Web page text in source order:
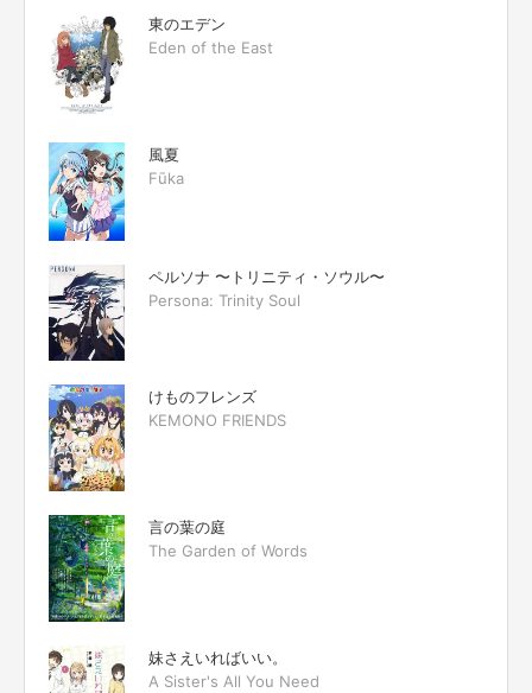
東のエデン
Eden of the East
風夏
Fūka
ペルソナ 〜トリニティ・ソウル〜
Persona: Trinity Soul
けものフレンズ
KEMONO FRIENDS
言の葉の庭
The Garden of Words
妹さえいればいい。
A Sister's All You Need